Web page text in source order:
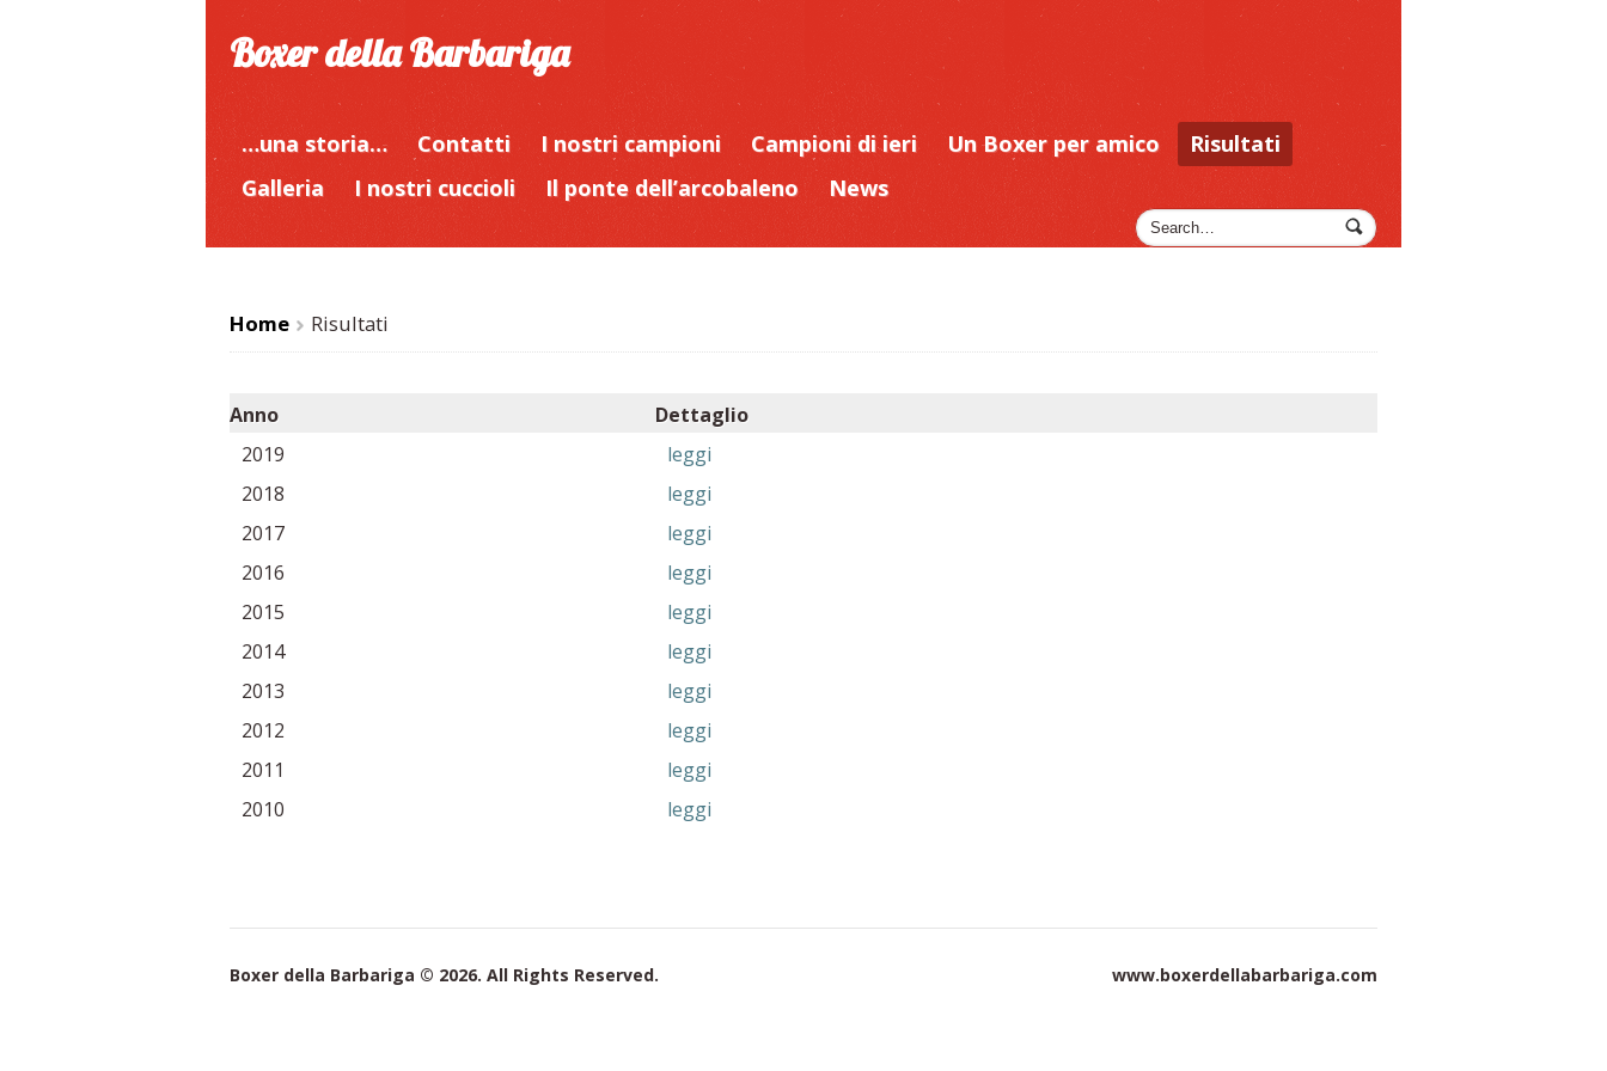
Boxer della Barbariga
…una storia… Contatti I nostri campioni Campioni di ieri Un Boxer per amico
Risultati
Galleria
I nostri cuccioli Il ponte dell’arcobaleno News
Home
>
Risultati
Anno
Dettaglio
2019
leggi
2018
leggi
2017
leggi
2016
leggi
2015
leggi
2014
leggi
2013
leggi
2012
leggi
2011
leggi
2010
leggi
Boxer della Barbariga © 2026. All Rights Reserved. www.boxerdellabarbariga.com